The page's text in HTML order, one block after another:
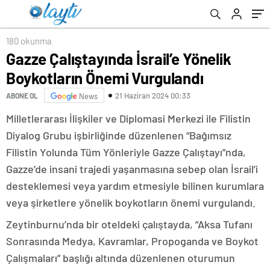
180 okunma
Gazze Çalıştayında İsrail’e Yönelik
Boykotların Önemi Vurgulandı
ABONE OL News 21 Haziran 2024 00:33
Milletlerarası İlişkiler ve Diplomasi Merkezi ile Filistin
Diyalog Grubu işbirliğinde düzenlenen “Bağımsız
Filistin Yolunda Tüm Yönleriyle Gazze Çalıştayı”nda,
Gazze’de insani trajedi yaşanmasına sebep olan İsrail’i
desteklemesi veya yardım etmesiyle bilinen kurumlara
veya şirketlere yönelik boykotların önemi vurgulandı.
Zeytinburnu’nda bir oteldeki çalıştayda, “Aksa Tufanı
Sonrasında Medya, Kavramlar, Propoganda ve Boykot
Çalışmaları” başlığı altında düzenlenen oturumun